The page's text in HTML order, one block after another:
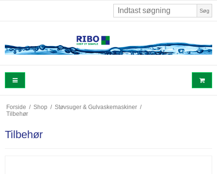
Søg
Forside / Shop / Støvsuger & Gulvaskemaskiner /
Tilbehør
Tilbehør